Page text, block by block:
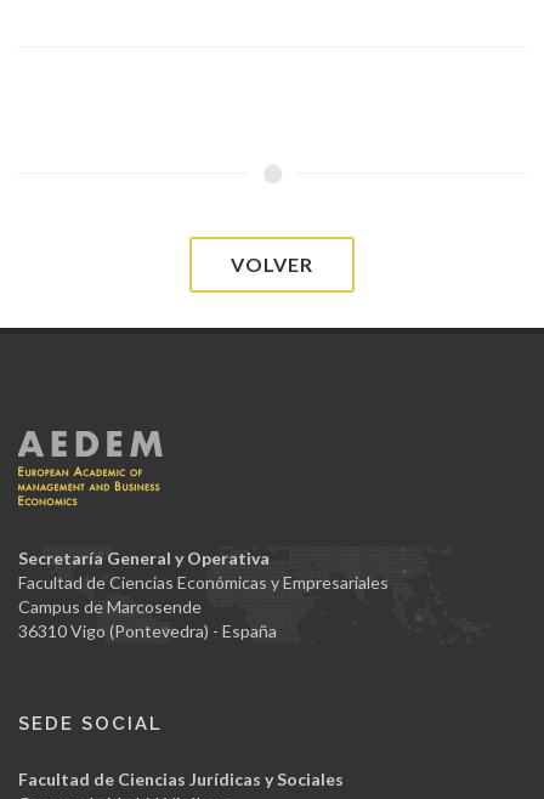
VOLVER
Secretaría General y Operativa
Facultad de Ciencias Económicas y Empresariales
Campus de Marcosende
36310 Vigo (Pontevedra) - España
SEDE SOCIAL
Facultad de Ciencias Jurídicas y Sociales